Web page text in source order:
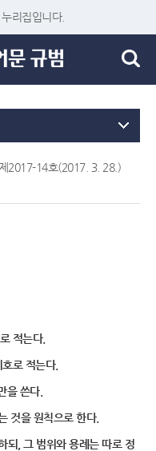
리집입니다.
2017-14호(2017. 3. 28.)
적는다.
로 적는다.
을 쓴다.
것을 원칙으로 한다.
되, 그 범위와 용례는 따로 정